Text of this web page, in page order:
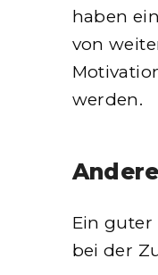
haben
von
werden.
Ein
bei der